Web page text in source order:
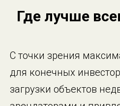
Где лучше
С точки зрения
для конечных
загрузки объектов